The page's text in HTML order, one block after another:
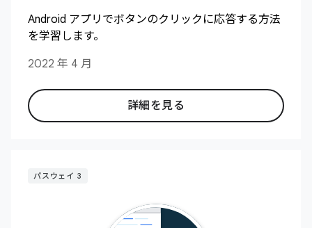
Android アプリでボタンのクリックに応答する方法
を学習します。
2022 年 4 月
詳細を見る
パスウェイ 3